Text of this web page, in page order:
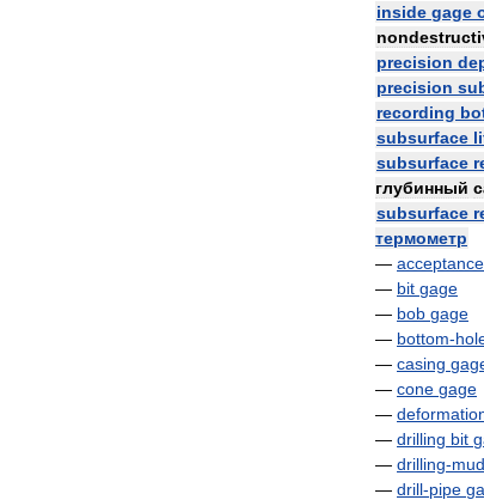
inside gage
precision
precision
recording
subsurface
subsurface
глубинный
subsurface
термометр
— acceptance
— bit gage
— bob gage
— bottom-
— casing
— cone gage
—
— drilling bit
— drilling-mud
— drill-pipe